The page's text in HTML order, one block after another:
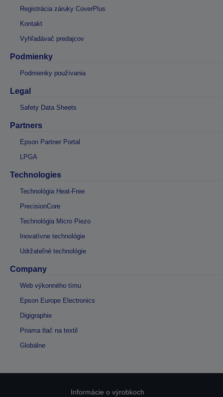
Registrácia záruky CoverPlus
Kontakt
Vyhľadávač predajcov
Podmienky
Podmienky používania
Legal
Safety Data Sheets
Partners
Epson Partner Portal
LPGA
Technologies
Technológia Heat-Free
PrecisionCore
Technológia Micro Piezo
Inovatívne technológie
Udržateľné technológie
Company
Web výkonného tímu
Epson Europe Electronics
Digigraphie
Priama tlač na textil
Globálne
Informácie o výrobkoch